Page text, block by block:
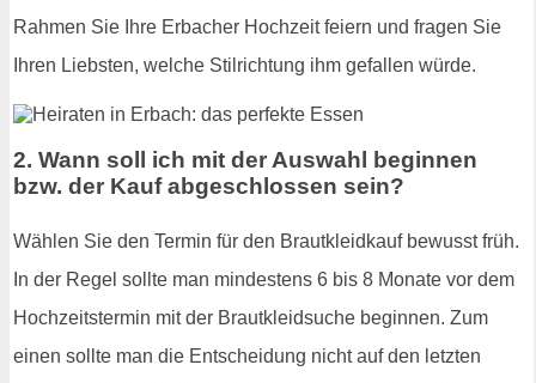
Rahmen Sie Ihre Erbacher Hochzeit feiern und fragen Sie
Ihren Liebsten, welche Stilrichtung ihm gefallen würde.
2. Wann soll ich mit der Auswahl beginnen
bzw. der Kauf abgeschlossen sein?
Wählen Sie den Termin für den Brautkleidkauf bewusst früh.
In der Regel sollte man mindestens 6 bis 8 Monate vor dem
Hochzeitstermin mit der Brautkleidsuche beginnen. Zum
einen sollte man die Entscheidung nicht auf den letzten